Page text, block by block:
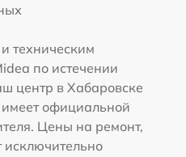
техническим
по истечении
центр в Хабаровске
официальной
Цены на ремонт,
исключительно